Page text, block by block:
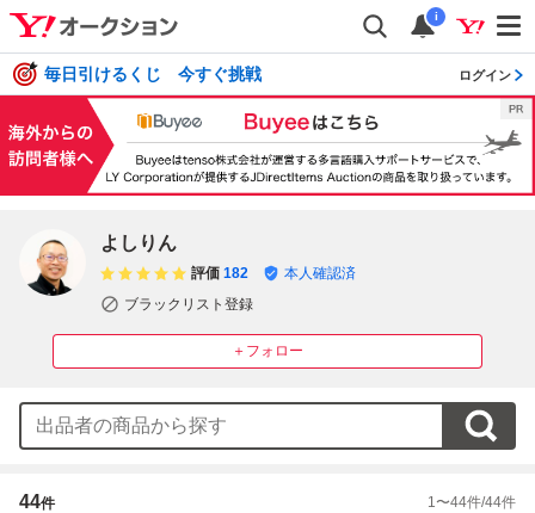
i
毎日引けるくじ 今すぐ挑戦 ログイン
よしりん
＋フォロー
評価 182
本人確認済
ブラックリスト登録
44件 1 〜44件/44件